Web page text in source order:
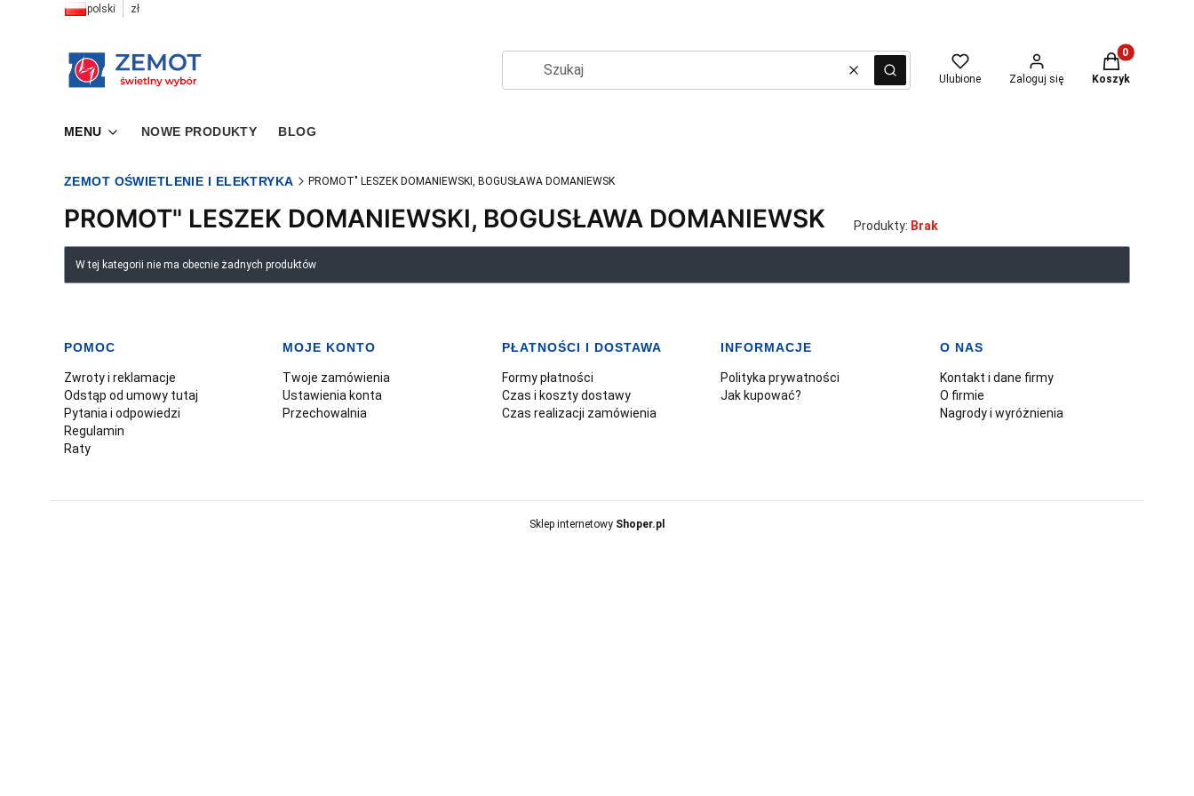
polski zł
WyczyśćSzukaj Ulubione Zaloguj się
Produkty w
Koszyk
MENU NOWE PRODUKTY BLOG
ZEMOT OŚWIETLENIE I ELEKTRYKA PROMOT" LESZEK DOMANIEWSKI, BOGUSŁAWA DOMANIEWSK
PROMOT" LESZEK DOMANIEWSKI, BOGUSŁAWA DOMANIEWSK Produkty: Brak
Lista produktów
W tej kategorii nie ma obecnie żadnych produktów
Linki w stopce
POMOC
Zwroty i reklamacje
Odstąp od umowy tutaj
Pytania i odpowiedzi
Regulamin
Raty
MOJE KONTO
Twoje zamówienia
Ustawienia konta
Przechowalnia
PŁATNOŚCI I DOSTAWA
Formy płatności
Czas i koszty dostawy
Czas realizacji zamówienia
INFORMACJE
Polityka prywatności
Jak kupować?
O NAS
Kontakt i dane firmy
O firmie
Nagrody i wyróżnienia
Sklep internetowy Shoper.pl